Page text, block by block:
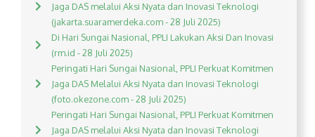
Jaga DAS melalui Aksi Nyata dan Inovasi Teknologi
(jakarta.suaramerdeka.com - 28 Juli 2025)
Di Hari Sungai Nasional, PPLI Lakukan Aksi Dan Inovasi
(rm.id - 28 Juli 2025)
Peringati Hari Sungai Nasional, PPLI Perkuat Komitmen
Jaga DAS Melalui Aksi Nyata dan Inovasi Teknologi
(foto.okezone.com - 28 Juli 2025)
Peringati Hari Sungai Nasional, PPLI Perkuat Komitmen
Jaga DAS melalui Aksi Nyata dan Inovasi Teknologi